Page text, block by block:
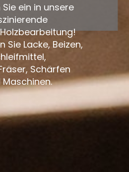
ein in unsere
Sie Lacke, Beizen,
Schärfen
Maschinen.